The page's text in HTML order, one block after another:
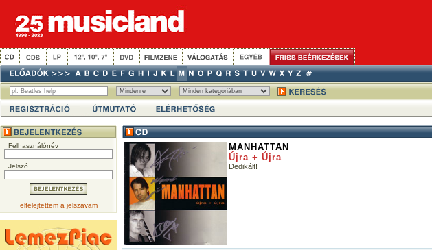
Felhasználónév
Jelszó
elfelejtettem a jelszavam
MANHATTAN
Újra + Újra
Dedikált!